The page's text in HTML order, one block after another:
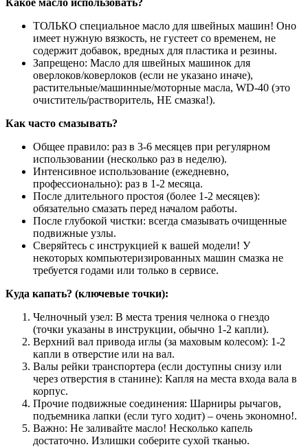
ТОЛЬКО специальное масло для швейных машин! Оно
имеет нужную вязкость, не густеет со временем, не
содержит добавок, вредных для пластика и резины.
Запрещено: Масло для швейных машинок для
оверлоков/коверлоков (если не указано иначе),
растительные/машинные/моторные масла, WD-40 (это
очиститель/растворитель, НЕ смазка!).
Как часто смазывать?
Общее правило: раз в 3-6 месяцев при регулярном
использовании (несколько раз в неделю).
Интенсивное использование (ежедневно,
профессионально): раз в 1-2 месяца.
После длительного простоя (более 1-2 месяцев):
обязательно смазать перед началом работы.
После глубокой чистки: всегда смазывать очищенные
подвижные узлы.
Сверяйтесь с инструкцией к вашей модели! У
некоторых компьютеризированных машин смазка не
требуется годами или только в сервисе.
Куда капать? (ключевые точки):
Челночный узел: В места трения челнока о гнездо
(точки указаны в инструкции, обычно 1-2 капли).
Верхний вал привода иглы (за маховым колесом): 1-2
капли в отверстие или на вал.
Валы рейки транспортера (если доступны снизу или
через отверстия в станине): Капля на места входа вала в
корпус.
Прочие подвижные соединения: Шарниры рычагов,
подъемника лапки (если туго ходит) – очень экономно!.
Важно: Не заливайте масло! Несколько капель
достаточно. Излишки соберите сухой тканью.